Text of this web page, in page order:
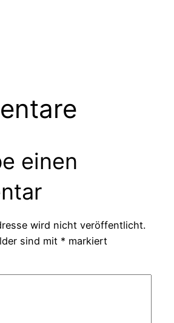
einen
wird nicht veröffentlicht.
sind mit * markiert